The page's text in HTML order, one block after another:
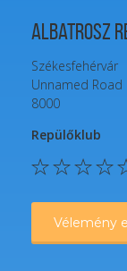
Albatrosz
Székesfehérvár
Unnamed Road
8000
Repülőklub
Vélemény